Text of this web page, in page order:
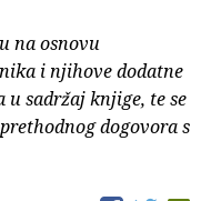
na osnovu
i njihove dodatne
u sadržaj knjige, te se
dogovora s